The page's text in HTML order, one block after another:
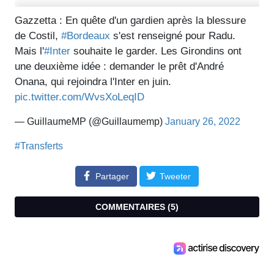
Gazzetta : En quête d'un gardien après la blessure
de Costil, #Bordeaux s'est renseigné pour Radu.
Mais l'#Inter souhaite le garder. Les Girondins ont
une deuxième idée : demander le prêt d'André
Onana, qui rejoindra l'Inter en juin.
pic.twitter.com/WvsXoLeqID
— GuillaumeMP (@Guillaumemp) January 26, 2022
#Transferts
Partager Tweeter
COMMENTAIRES (5)